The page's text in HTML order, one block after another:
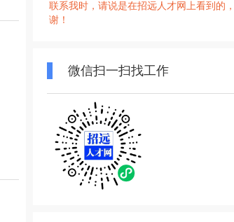
联系我时，请说是在招远人才网上看到的
谢！
微信扫一扫找工作